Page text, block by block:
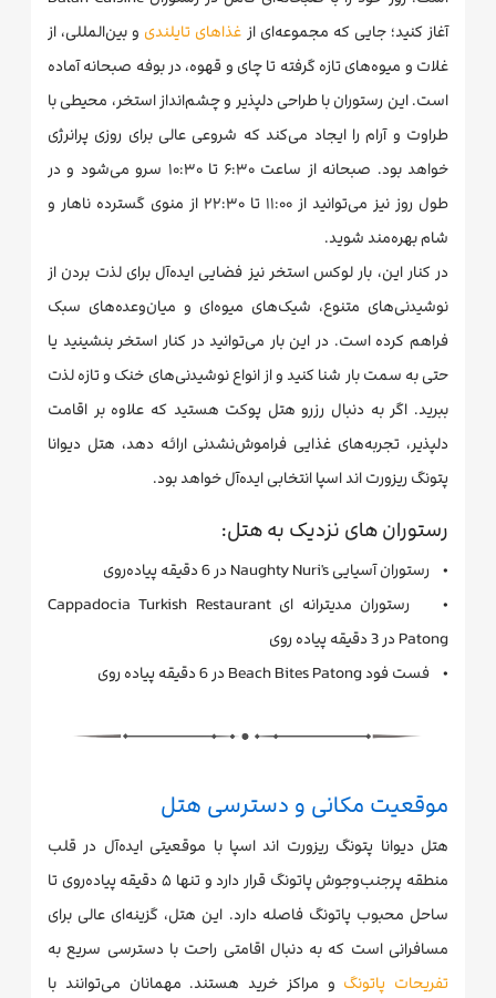
آغاز کنید؛ جایی که مجموعه‌ای از غذاهای تایلندی و بین‌المللی، از
غلات و میوه‌های تازه گرفته تا چای و قهوه، در بوفه صبحانه آماده
است. این رستوران با طراحی دلپذیر و چشم‌انداز استخر، محیطی با
طراوت و آرام را ایجاد می‌کند که شروعی عالی برای روزی پرانرژی
خواهد بود. صبحانه از ساعت ۶:۳۰ تا ۱۰:۳۰ سرو می‌شود و در
طول روز نیز می‌توانید از ۱۱:۰۰ تا ۲۲:۳۰ از منوی گسترده ناهار و
شام بهره‌مند شوید.
در کنار این، بار لوکس استخر نیز فضایی ایده‌آل برای لذت بردن از
نوشیدنی‌های متنوع، شیک‌های میوه‌ای و میان‌وعده‌های سبک
فراهم کرده است. در این بار می‌توانید در کنار استخر بنشینید یا
حتی به سمت بار شنا کنید و از انواع نوشیدنی‌های خنک و تازه لذت
ببرید. اگر به دنبال رزرو هتل پوکت هستید که علاوه بر اقامت
دلپذیر، تجربه‌های غذایی فراموش‌نشدنی ارائه دهد، هتل دیوانا
پتونگ ریزورت اند اسپا انتخابی ایده‌آل خواهد بود.
رستوران های نزدیک به هتل:
• رستوران آسیایی Naughty Nuri's در 6 دقیقه پیاده‌روی
• رستوران مدیترانه ای Cappadocia Turkish Restaurant
Patong در 3 دقیقه پیاده روی
• فست فود Beach Bites Patong در 6 دقیقه پیاده روی
موقعیت مکانی و دسترسی هتل
هتل دیوانا پتونگ ریزورت اند اسپا با موقعیتی ایده‌آل در قلب
منطقه پرجنب‌وجوش پاتونگ قرار دارد و تنها ۵ دقیقه پیاده‌روی تا
ساحل محبوب پاتونگ فاصله دارد. این هتل، گزینه‌ای عالی برای
مسافرانی است که به دنبال اقامتی راحت با دسترسی سریع به
تفریحات پاتونگ و مراکز خرید هستند. مهمانان می‌توانند با